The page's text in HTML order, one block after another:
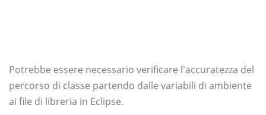
Potrebbe essere necessario verificare l'accuratezza del
percorso di classe partendo dalle variabili di ambiente
ai file di libreria in Eclipse.